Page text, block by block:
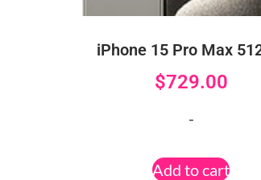
iPhone 15 Pro Max
$729.00
-
Add to cart